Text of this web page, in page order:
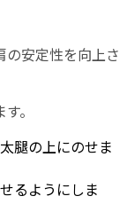
の安定性を向上さ
。
腿の上にのせま
るようにしま